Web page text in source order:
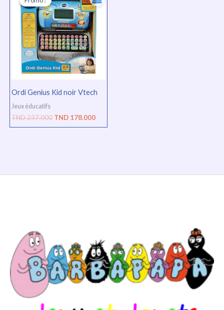
Ordi Genius Kid noir Vtech
Jeux éducatifs
TND237.000
initial
était :
TND
237.000.
TND 178.000
actuel
est :